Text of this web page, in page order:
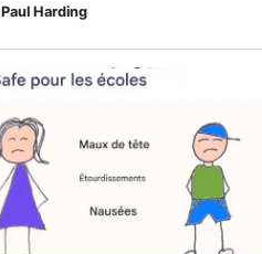
Paul Harding